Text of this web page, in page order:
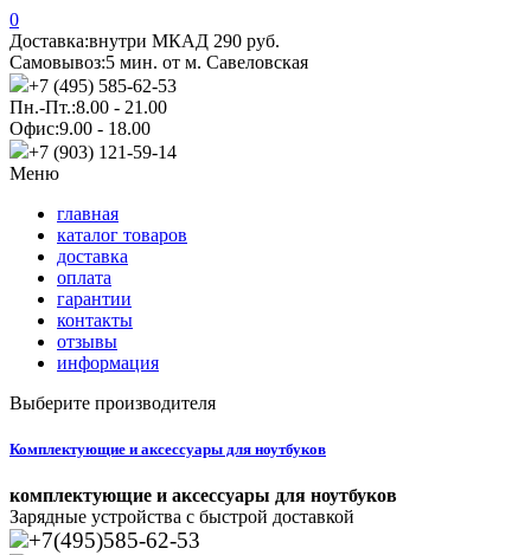
0
Доставка:внутри МКАД 290 руб.
Самовывоз:5 мин. от м. Савеловская
+7 (495) 585-62-53
Пн.-Пт.:8.00 - 21.00
Офис:9.00 - 18.00
+7 (903) 121-59-14
Меню
главная
каталог товаров
доставка
оплата
гарантии
контакты
отзывы
информация
Выберите производителя
Комплектующие и аксессуары для ноутбуков
комплектующие и аксессуары для ноутбуков
Зарядные устройства с быстрой доставкой
+7(495)585-62-53